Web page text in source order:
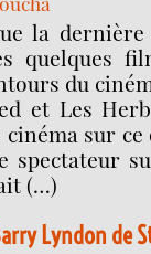
la
quelques
du
et Les
sur ce
spectateur
(…)
Lyndon de